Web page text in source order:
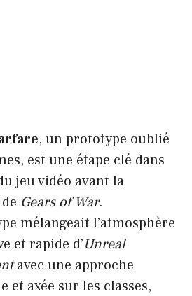
, un prototype oublié
est une étape clé dans
jeu vidéo avant la
Gears of War.
mélangeait l’atmosphère
et rapide d’Unreal
avec une approche
et axée sur les classes,